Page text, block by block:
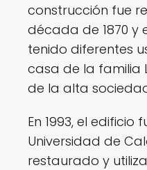
construcción fue
década de 1870 y
tenido diferentes
casa de la familia
de la alta
En 1993, el
Universidad de
restaurado y